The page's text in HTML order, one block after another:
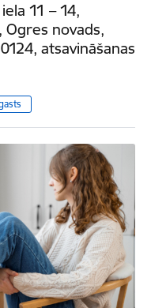
11 – 14,
Ogres novads,
atsavināšanas